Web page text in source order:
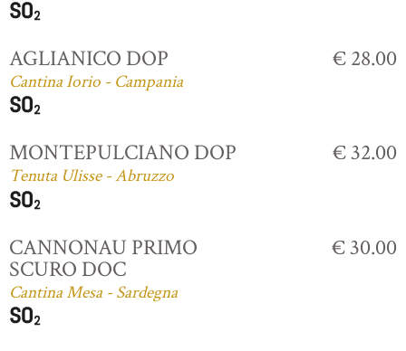
AGLIANICO DOP
Cantina Iorio - Campania
€ 28.00
MONTEPULCIANO DOP
Tenuta Ulisse - Abruzzo
€ 32.00
CANNONAU PRIMO
SCURO DOC
Cantina Mesa - Sardegna
€ 30.00